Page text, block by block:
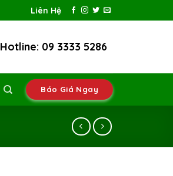
Liên Hệ
Hotline: 09 3333 5286
Báo Giá Ngay